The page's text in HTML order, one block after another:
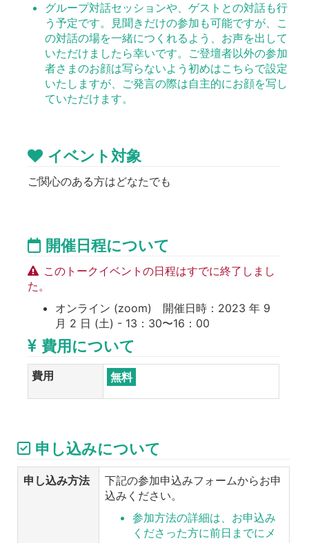
グループ対話セッションや、ゲストとの対話も行
う予定です。見聞きだけの参加も可能ですが、こ
の対話の場を一緒につくれるよう、お声を出して
いただけましたら幸いです。ご登壇者以外の参加
者さまのお顔は写らないよう初めはこちらで設定
いたしますが、ご発言の際は自主的にお顔を写し
ていただけます。
イベント対象
ご関心のある方はどなたでも
開催日程について
このトークイベントの日程はすでに終了しまし
た。
オンライン (zoom) 開催日時：2023 年 9
月 2 日 (土) - 13：30〜16：00
費用について
費用 無料
申し込みについて
申し込み方法
下記の参加申込みフォームからお申
込みください。
参加方法の詳細は、お申込み
くださった方に前日までにメ